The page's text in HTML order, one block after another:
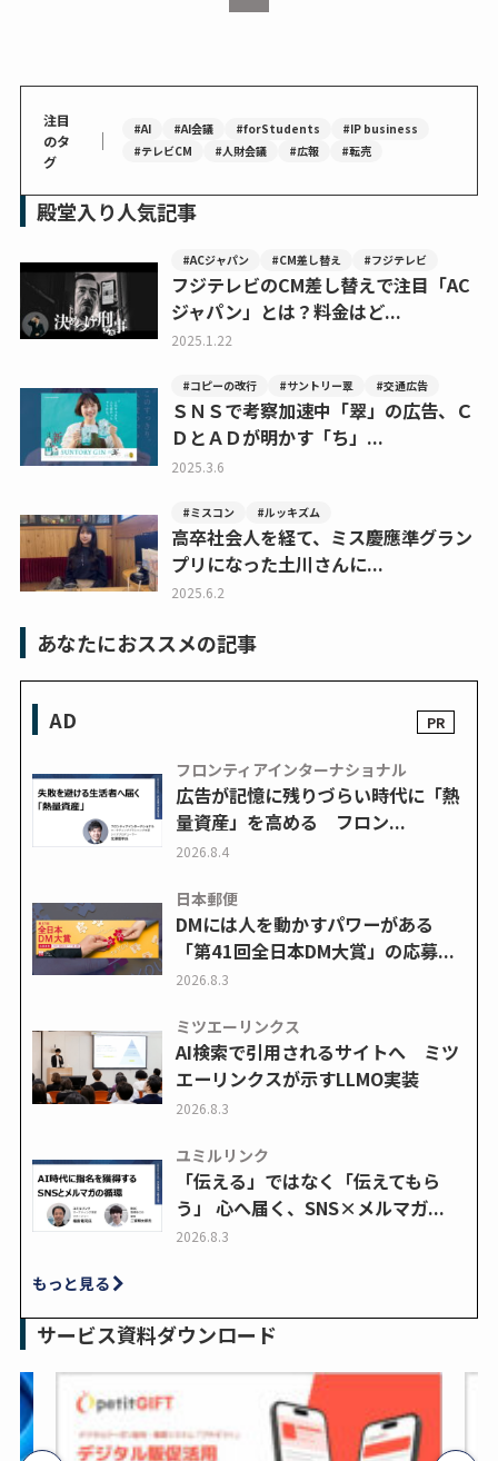
注目
のタ
グ
｜ #AI #AI会議 #forStudents
#IP business
#テレビCM
#人財会議 #広報 #転売
殿堂入り人気記事
#ACジャパン #CM差し替え #フジテレビ
フジテレビのCM差し替えで注目「AC
ジャパン」とは？料金はど...
2025.1.22
#コピーの改行 #サントリー翠 #交通広告
ＳＮＳで考察加速中「翠」の広告、Ｃ
ＤとＡＤが明かす「ち」...
2025.3.6
#ミスコン #ルッキズム
高卒社会人を経て、ミス慶應準グラン
プリになった土川さんに...
2025.6.2
あなたにおススメの記事
AD
フロンティアインターナショナル
広告が記憶に残りづらい時代に「熱
量資産」を高める フロン...
2026.8.4
日本郵便
DMには人を動かすパワーがある
「第41回全日本DM大賞」の応募...
2026.8.3
ミツエーリンクス
AI検索で引用されるサイトへ ミツ
エーリンクスが示すLLMO実装
2026.8.3
ユミルリンク
「伝える」ではなく「伝えてもら
う」 心へ届く、SNS×メルマガ...
2026.8.3
もっと見る
サービス資料ダウンロード